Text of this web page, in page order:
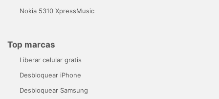
Nokia 5310 XpressMusic
Top marcas
Liberar celular gratis
Desbloquear iPhone
Desbloquear Samsung